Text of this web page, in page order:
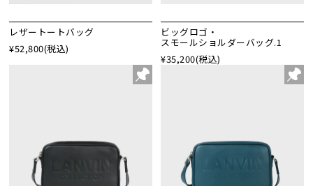
レザートートバッグ
¥52,800(税込)
ビッグロゴ・
スモールショルダーバッグ.1
¥35,200(税込)